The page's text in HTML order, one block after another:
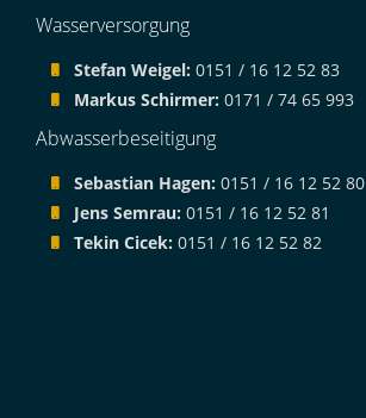
Wasserversorgung
Stefan Weigel: 0151 / 16 12 52 83
Markus Schirmer: 0171 / 74 65 993
Abwasserbeseitigung
Sebastian Hagen: 0151 / 16 12 52 80
Jens Semrau: 0151 / 16 12 52 81
Tekin Cicek: 0151 / 16 12 52 82